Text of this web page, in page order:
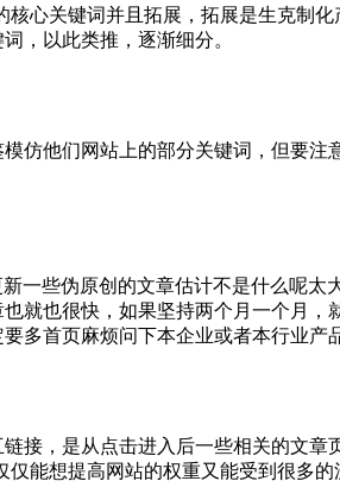
心关键词并且拓展，拓展是生克制
，以此类推，逐渐细分。
仿他们网站上的部分关键词，但要
一些伪原创的文章估计不是什么呢
就也很快，如果坚持两个月一个月
多首页麻烦问下本企业或者本行业产
接，是从点击进入后一些相关的文
能想提高网站的权重又能受到很多的